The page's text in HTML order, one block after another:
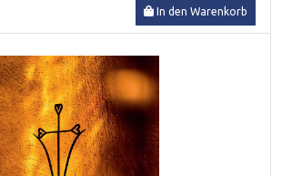
In den Warenkorb